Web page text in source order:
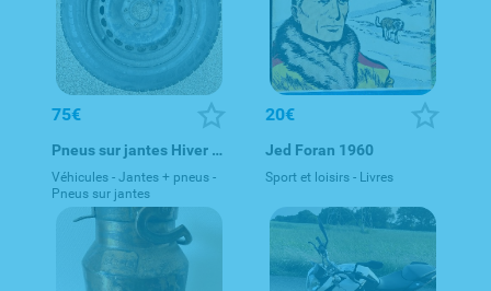
75€
Pneus sur jantes Hiver 185/65/15
Véhicules - Jantes + pneus -
Pneus sur jantes
20€
Jed Foran 1960
Sport et loisirs - Livres